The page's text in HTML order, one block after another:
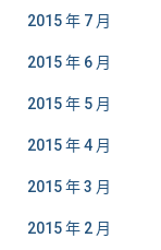
2015 年 7 月
2015 年 6 月
2015 年 5 月
2015 年 4 月
2015 年 3 月
2015 年 2 月